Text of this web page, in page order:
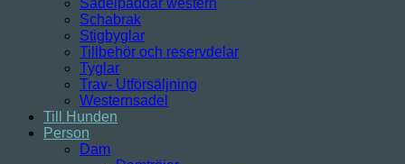
Sadelpaddar western
Schabrak
Stigbyglar
Tillbehör och reservdelar
Tyglar
Trav- Utförsäljning
Westernsadel
Till Hunden
Person
Dam